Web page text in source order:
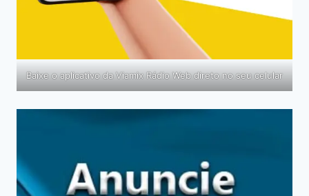
Baixe o aplicativo da Viamix Rádio Web direto no seu celular